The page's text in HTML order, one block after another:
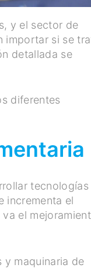
y el sector de
importar si se
detallada se
diferentes
tecnologías
incrementa el
el
y maquinaria de